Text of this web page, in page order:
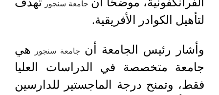
جامعة سنجور
لتأهيل الكوادر الأفريقية.
وأشار رئيس الجامعة أن جامعة سنجور هي
جامعة متخصصة في الدراسات العليا
فقط، وتمنح درجة الماجستير للدارسين